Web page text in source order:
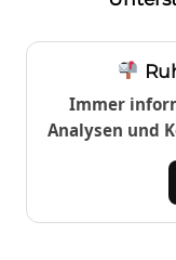
Immer
Analysen und